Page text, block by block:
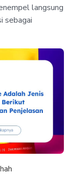
langsung
sebagai